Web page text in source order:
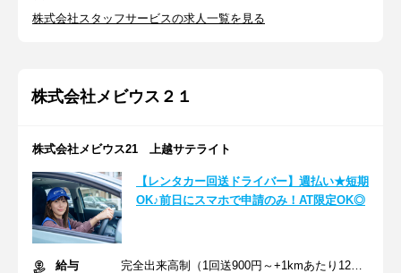
株式会社スタッフサービスの求人一覧を見る
株式会社メビウス２１
株式会社メビウス21 上越サテライト
【レンタカー回送ドライバー】週払い★短期
OK♪前日にスマホで申請のみ！AT限定OK◎
給与
完全出来高制（1回送900円～+1kmあたり12円～）＋交通費